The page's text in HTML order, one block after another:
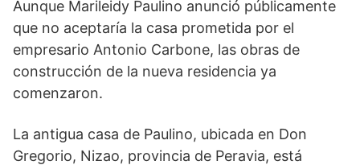
Aunque Marileidy Paulino anunció públicamente
que no aceptaría la casa prometida por el
empresario Antonio Carbone, las obras de
construcción de la nueva residencia ya
comenzaron.
La antigua casa de Paulino, ubicada en Don
Gregorio, Nizao, provincia de Peravia, está